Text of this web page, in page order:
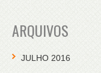
ARQUIVOS
JULHO 2016